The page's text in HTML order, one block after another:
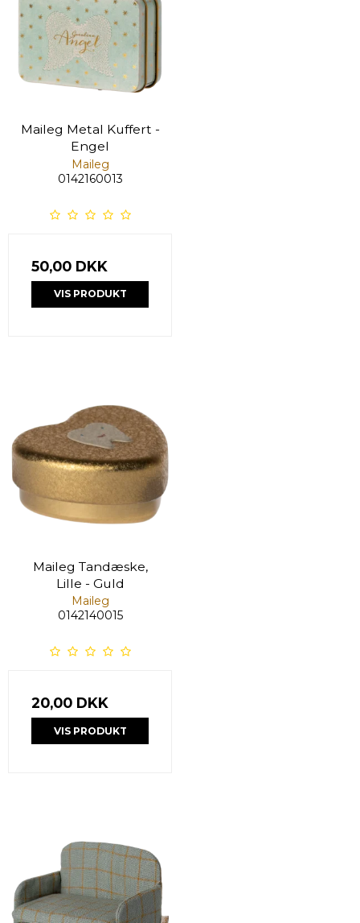
Maileg Metal Kuffert -
Engel
Maileg
0142160013
50,00 DKK
VIS PRODUKT
Maileg Tandæske,
Lille - Guld
Maileg
0142140015
20,00 DKK
VIS PRODUKT